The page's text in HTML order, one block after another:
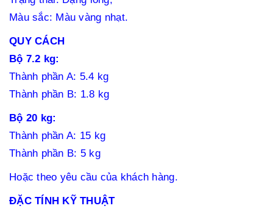
Màu sắc: Màu vàng nhạt.
QUY CÁCH
Bộ 7.2 kg:
Thành phần A: 5.4 kg
Thành phần B: 1.8 kg
Bộ 20 kg:
Thành phần A: 15 kg
Thành phần B: 5 kg
Hoặc theo yêu cầu của khách hàng.
ĐẶC TÍNH KỸ THUẬT